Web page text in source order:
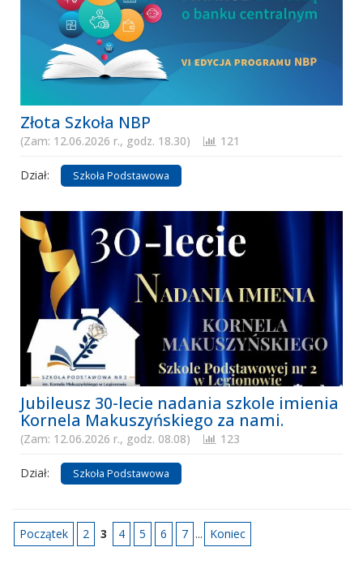
Złota Szkoła NBP
(Zam: 12.06.2026 r., godz. 18.30) 121
Dział: Szkoła Podstawowa
Jubileusz 30-lecie nadania szkole imienia
Kornela Makuszyńskiego za nami.
(Zam: 12.06.2026 r., godz. 08.08) 123
Dział: Szkoła Podstawowa
Początek 2 3 4 5 6 7 ... Koniec